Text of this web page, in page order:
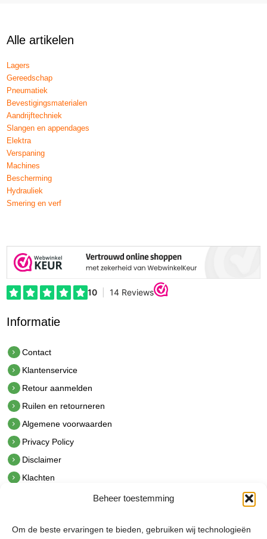
Beheer toestemming
Om de beste ervaringen te bieden, gebruiken wij technologieën
Alle artikelen
Lagers
Gereedschap
Pneumatiek
Bevestigingsmaterialen
Aandrijftechniek
Slangen en appendages
Elektra
Verspaning
Machines
Bescherming
Hydrauliek
Smering en verf
Informatie
Contact
Klantenservice
Retour aanmelden
Ruilen en retourneren
Algemene voorwaarden
Privacy Policy
Disclaimer
Klachten
hetindustriehuis B.V.